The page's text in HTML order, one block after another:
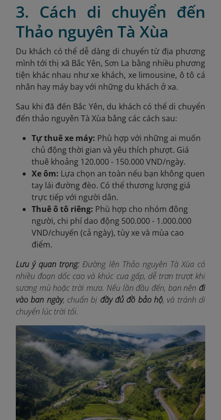
3. Cách di chuyển đến
Thảo nguyên Tà Xùa
Du khách có thể dễ dàng di chuyển từ địa phương
mình tới thị xã Bắc Yên, Sơn La bằng nhiều phương
tiện khác nhau như xe khách, xe limousine, ô tô cá
nhân hay máy bay với những du khách ở xa.
Sau khi đã đến Bắc Yên, du khách có thể di chuyển
đến thảo nguyên Tà Xùa bằng các cách sau:
Tự thuê xe máy: Phù hợp với những ai muốn
chủ động thời gian và yêu thích phượt. Giá
thuê khoảng 120.000 - 150.000 VND/ngày.
Xe ôm: Lựa chọn an toàn nếu bạn không quen
tay lái đường đèo. Có thể thương lượng giá
trực tiếp với người dân.
Thuê ô tô riêng: Phù hợp cho nhóm đông
người, chi phí dao động 500.000 - 1.000.000
VND/chuyến (cả ngày), tùy xe và mùa cao
điểm.
Lưu ý quan trọng: Đường lên Thảo nguyên Tà Xùa có
nhiều đoạn dốc cao và khúc cua gấp, dễ trơn trượt khi
sương mù hoặc trời mưa. Nếu lần đầu đến, bạn nên đi
vào ban ngày, chuẩn bị đầy đủ đồ bảo hộ, và tránh di
chuyển lúc trời tối.